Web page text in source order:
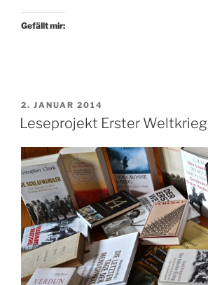
Krieg
Gefällt mir:
VERÖFFENTLICHT
AM
2. JANUAR 2014
Leseprojekt Erster Weltkrieg